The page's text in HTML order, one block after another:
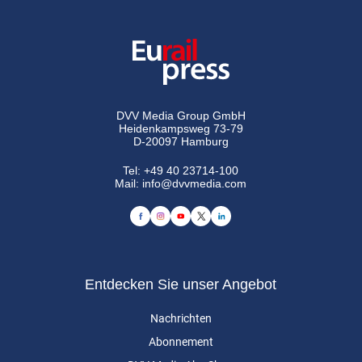
DVV Media Group GmbH
Heidenkampsweg 73-79
D-20097 Hamburg
Tel:+49 40 23714-100
Mail: info@dvvmedia.com
Entdecken Sie unser Angebot
Nachrichten
Abonnement